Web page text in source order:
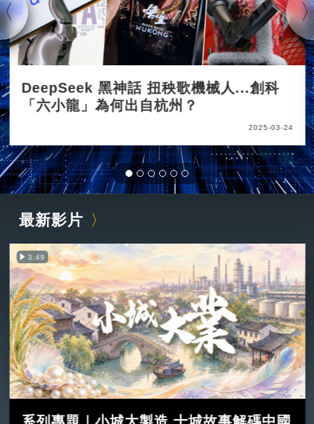
DeepSeek 黑神話 扭秧歌機械人...創科
「六小龍」為何出自杭州？
2025-03-24
最新影片
3:49